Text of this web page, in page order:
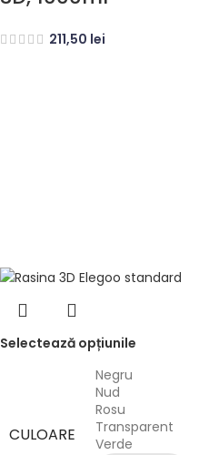
211,50 lei
Selectează opțiunile
CULOARE
Negru
Nud
Rosu
Transparent
Verde